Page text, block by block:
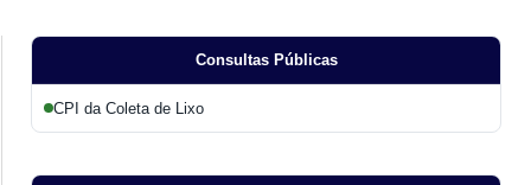
Consultas Públicas
CPI da Coleta de Lixo